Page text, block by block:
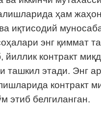
ҳам жаҳон
иқтисодий
энг қиммат
йиллик контракт
ташкил этади. Энг
контракт
этиб белгиланган.